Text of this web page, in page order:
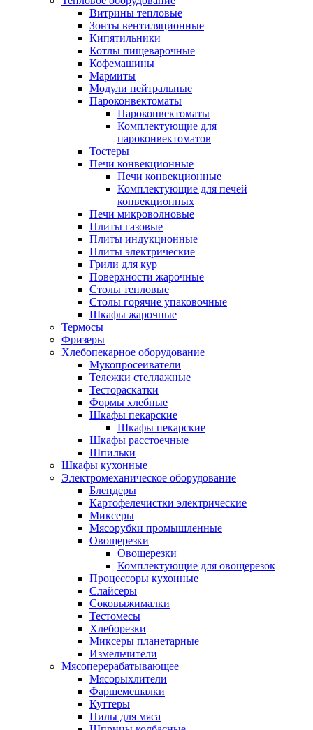
Витрины тепловые
Зонты вентиляционные
Кипятильники
Котлы пищеварочные
Кофемашины
Мармиты
Модули нейтральные
Пароконвектоматы
Пароконвектоматы
Комплектующие для
пароконвектоматов
Тостеры
Печи конвекционные
Печи конвекционные
Комплектующие для печей
конвекционных
Печи микроволновые
Плиты газовые
Плиты индукционные
Плиты электрические
Грили для кур
Поверхности жарочные
Столы тепловые
Столы горячие упаковочные
Шкафы жарочные
Термосы
Фризеры
Хлебопекарное оборудование
Мукопросеиватели
Тележки стеллажные
Тестораскатки
Формы хлебные
Шкафы пекарские
Шкафы пекарские
Шкафы расстоечные
Шпильки
Шкафы кухонные
Электромеханическое оборудование
Блендеры
Картофелечистки электрические
Миксеры
Мясорубки промышленные
Овощерезки
Овощерезки
Комплектующие для овощерезок
Процессоры кухонные
Слайсеры
Соковыжималки
Тестомесы
Хлеборезки
Миксеры планетарные
Измельчители
Мясоперерабатывающее
Мясорыхлители
Фаршемешалки
Куттеры
Пилы для мяса